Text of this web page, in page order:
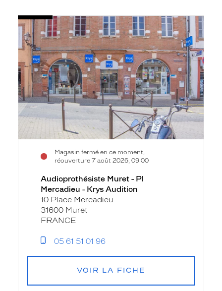
Audioprothésiste
Muret
-
Mercadieu
-
Krys
Audition
Magasin fermé en ce moment,
réouverture 7 août 2026, 09:00
Voir
la
fiche
Audioprothésiste Muret - Pl
Mercadieu - Krys Audition
10 Place Mercadieu
31600 Muret
FRANCE
05 61 51 01 96
VOIR LA FICHE